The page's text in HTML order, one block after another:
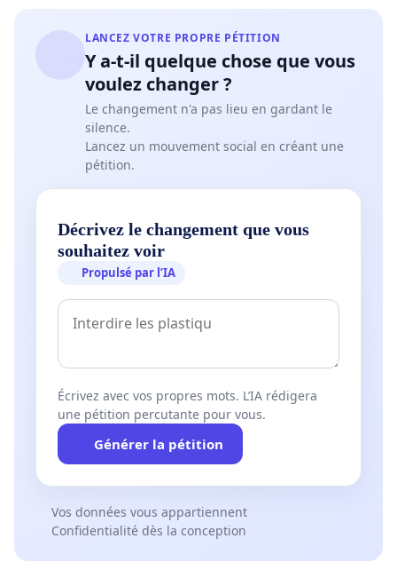
LANCEZ VOTRE PROPRE PÉTITION
Y a-t-il quelque chose que vous
voulez changer ?
Le changement n'a pas lieu en gardant le
silence.
Lancez un mouvement social en créant une
pétition.
Décrivez le changement que vous
souhaitez voir
Propulsé par l’IA
Écrivez avec vos propres mots. L’IA rédigera
une pétition percutante pour vous.
Générer la pétition
Vos données vous appartiennent
Confidentialité dès la conception